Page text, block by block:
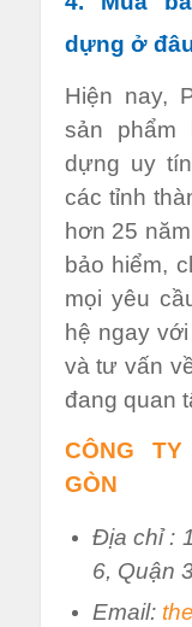
dựng ở
Hiện nay,
sản phẩm
dựng uy
các tỉnh
hơn 25
bảo hiểm,
mọi yêu
hệ ngay
và tư vấn
đang quan
CÔNG
GÒN
Địa chỉ :
6, Quận
Email: